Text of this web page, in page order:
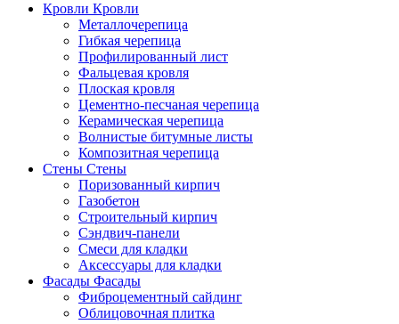
Кровли Кровли
Металлочерепица
Гибкая черепица
Профилированный лист
Фальцевая кровля
Плоская кровля
Цементно-песчаная черепица
Керамическая черепица
Волнистые битумные листы
Композитная черепица
Стены Стены
Поризованный кирпич
Газобетон
Строительный кирпич
Сэндвич-панели
Смеси для кладки
Аксессуары для кладки
Фасады Фасады
Фиброцементный сайдинг
Облицовочная плитка